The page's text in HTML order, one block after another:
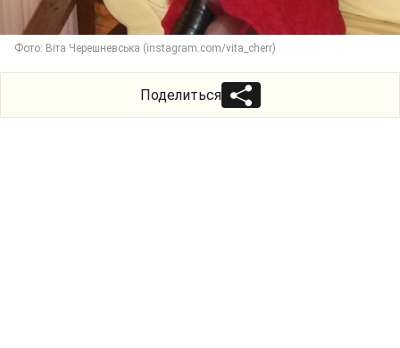
Фото: Віта Черешневська (instagram.com/vita_cherr)
Поделиться